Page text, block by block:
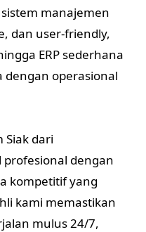
manajemen
dan user-friendly,
ERP sederhana
operasional
Siak dari
dengan
kompetitif yang
kami memastikan
mulus 24/7,